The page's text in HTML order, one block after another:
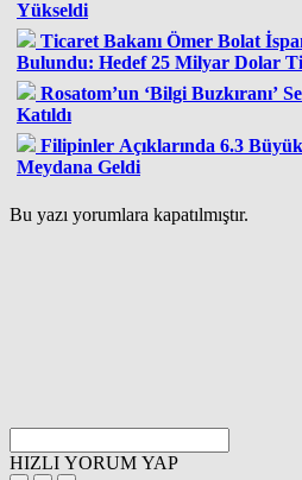
Yükseldi
Ticaret Bakanı Ömer Bolat
Bulundu: Hedef 25 Milyar Dolar
Rosatom’un ‘Bilgi Buzkıranı’
Katıldı
Filipinler Açıklarında 6.3
Meydana Geldi
Bu yazı yorumlara kapatılmıştır.
HIZLI YORUM YAP